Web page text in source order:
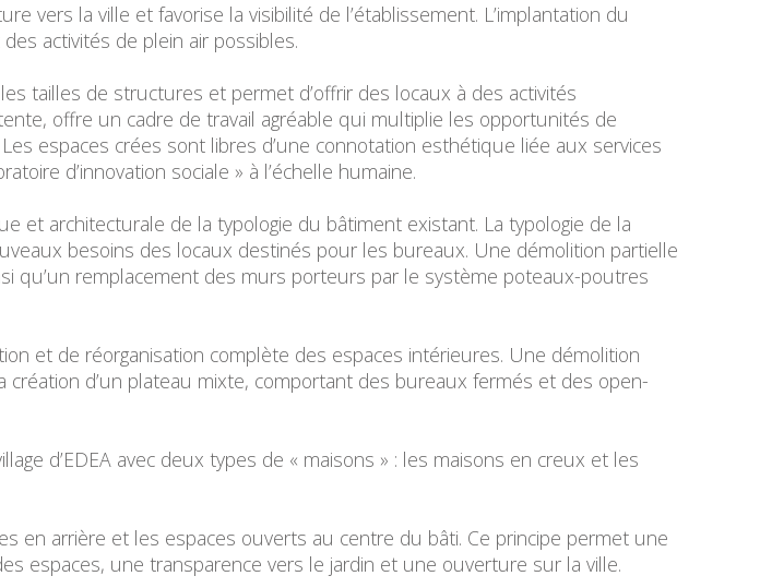
vers la ville et favorise la visibilité de l’établissement. L’implantation du
activités de plein air possibles.
tailles de structures et permet d’offrir des locaux à des activités
offre un cadre de travail agréable qui multiplie les opportunités de
espaces crées sont libres d’une connotation esthétique liée aux services
d’innovation sociale » à l’échelle humaine.
et architecturale de la typologie du bâtiment existant. La typologie de la
besoins des locaux destinés pour les bureaux. Une démolition partielle
qu’un remplacement des murs porteurs par le système poteaux-poutres
et de réorganisation complète des espaces intérieures. Une démolition
d’un plateau mixte, comportant des bureaux fermés et des open-
d’EDEA avec deux types de « maisons » : les maisons en creux et les
en arrière et les espaces ouverts au centre du bâti. Ce principe permet une
espaces, une transparence vers le jardin et une ouverture sur la ville.